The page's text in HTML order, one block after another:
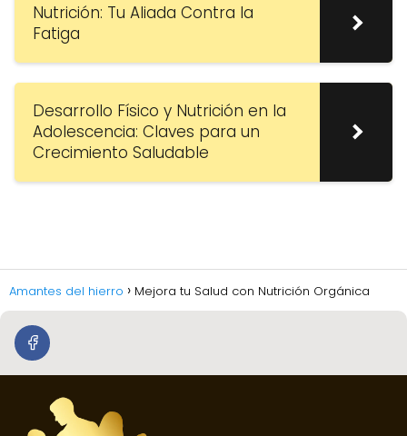
Nutrición: Tu Aliada Contra la
Fatiga
Desarrollo Físico y Nutrición en la
Adolescencia: Claves para un
Crecimiento Saludable
Amantes del hierro Mejora tu Salud con Nutrición Orgánica